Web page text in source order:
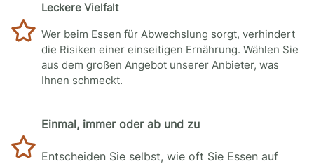
Leckere Vielfalt
Wer beim Essen für Abwechslung sorgt, verhindert
die Risiken einer einseitigen Ernährung. Wählen Sie
aus dem großen Angebot unserer Anbieter, was
Ihnen schmeckt.
Einmal, immer oder ab und zu
Entscheiden Sie selbst, wie oft Sie Essen auf